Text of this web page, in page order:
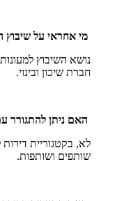
מי אחראי על שיבוץ
נושא השיבוץ
חברת שיכון ובינוי.
האם ניתן להתגורר
לא, בקטגוריית
שותפים ושותפות.